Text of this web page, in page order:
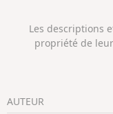
sait moins de
d'Irlande) et sa
particulier, tout
que la Bann (le
pour cette
Les descriptions
propriété de
AUTEUR